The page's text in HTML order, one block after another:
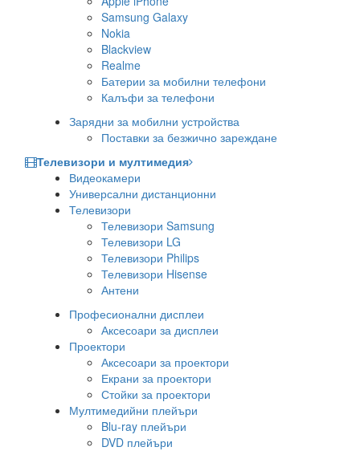
Samsung Galaxy
Nokia
Blackview
Realme
Батерии за мобилни телефони
Калъфи за телефони
Зарядни за мобилни устройства
Поставки за безжично зареждане
Телевизори и мултимедия
Видеокамери
Универсални дистанционни
Телевизори
Телевизори Samsung
Телевизори LG
Телевизори Philips
Телевизори Hisense
Антени
Професионални дисплеи
Аксесоари за дисплеи
Проектори
Аксесоари за проектори
Екрани за проектори
Стойки за проектори
Мултимедийни плейъри
Blu-ray плейъри
DVD плейъри